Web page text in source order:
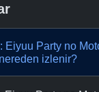
Eiyuu Party no
izlenir?